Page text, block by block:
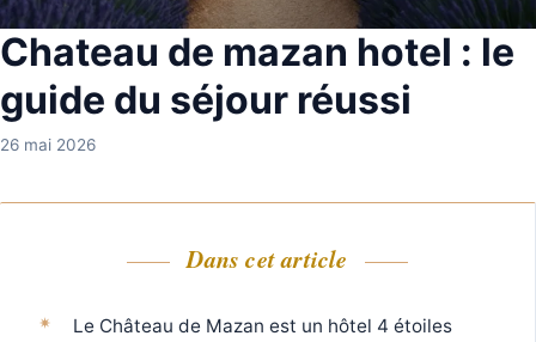
Chateau de mazan hotel : le
guide du séjour réussi
26 mai 2026
Dans cet article
Le Château de Mazan est un hôtel 4 étoiles